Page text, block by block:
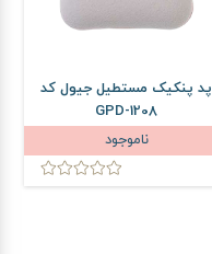
پد پنکیک مستطیل جیول کد
GPD-1208
ناموجود